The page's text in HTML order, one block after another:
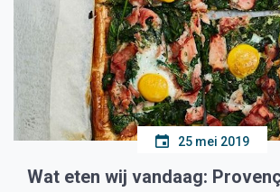
25 mei 2019
Wat eten wij vandaag: